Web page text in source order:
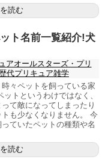
読む
ト名前一覧紹介!犬
アオールスターズ・プリ
歴代プリキュア雑学
々ペットを飼っている家
トというわけではなく、
て敵になってしまったり
も少なくなりません。 今
ていたペットの種類や名
読む